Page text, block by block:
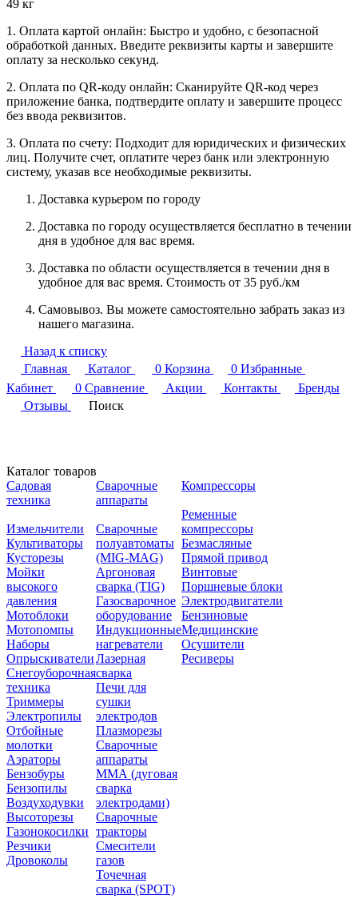
49 кг
1. Оплата картой онлайн: Быстро и удобно, с безопасной
обработкой данных. Введите реквизиты карты и завершите
оплату за несколько секунд.
2. Оплата по QR-коду онлайн: Сканируйте QR-код через
приложение банка, подтвердите оплату и завершите процесс
без ввода реквизитов.
3. Оплата по счету: Подходит для юридических и физических
лиц. Получите счет, оплатите через банк или электронную
систему, указав все необходимые реквизиты.
Доставка курьером по городу
Доставка по городу осуществляется бесплатно в течении
дня в удобное для вас время.
Доставка по области осуществляется в течении дня в
удобное для вас время. Стоимость от 35 руб./км
Самовывоз. Вы можете самостоятельно забрать заказ из
нашего магазина.
Назад к списку
Главная
Каталог 0 Корзина 0 Избранные
Кабинет
0 Сравнение Акции Контакты
Бренды
Отзывы
Поиск
Каталог товаров
Садовая
техника
Измельчители
Культиваторы
Кусторезы
Мойки
высокого
давления
Мотоблоки
Мотопомпы
Наборы
Опрыскиватели
Снегоуборочная
техника
Триммеры
Электропилы
Отбойные
молотки
Аэраторы
Бензобуры
Бензопилы
Воздуходувки
Высоторезы
Газонокосилки
Резчики
Дровоколы
Сварочные
аппараты
Сварочные
полуавтоматы
(MIG-MAG)
Аргоновая
сварка (TIG)
Газосварочное
оборудование
Индукционные
нагреватели
Лазерная
сварка
Печи для
сушки
электродов
Плазморезы
Сварочные
аппараты
ММА (дуговая
сварка
электродами)
Сварочные
тракторы
Смесители
газов
Точечная
сварка (SPOT)
Компрессоры
Ременные
компрессоры
Безмасляные
Прямой привод
Винтовые
Поршневые блоки
Электродвигатели
Бензиновые
Медицинские
Осушители
Ресиверы